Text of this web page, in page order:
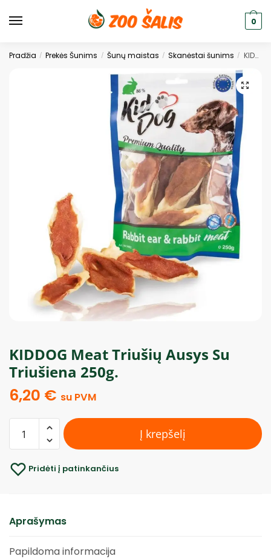
0
Pradžia / Prekės Šunims / Šunų maistas / Skanėstai šunims / KIDDOG Meat Triušių Ausys Su Triušiena 250g.
KIDDOG Meat Triušių Ausys Su
Triušiena 250g.
6,20 € su PVM
Į krepšelį
Pridėti į patinkančius
Aprašymas
Papildoma informacija